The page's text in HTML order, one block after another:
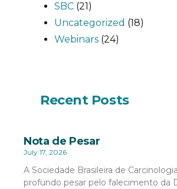
SBC (21)
Uncategorized (18)
Webinars (24)
Recent Posts
Nota de Pesar
July 17, 2026
A Sociedade Brasileira de
profundo pesar pelo falecimento da